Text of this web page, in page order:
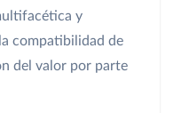
y
compatibilidad de
del valor por parte